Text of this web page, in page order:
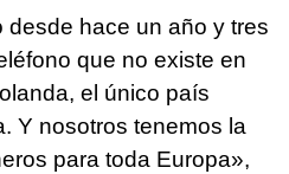
hace un año y tres
que no existe en
el único país
Y nosotros tenemos la
para toda Europa»,